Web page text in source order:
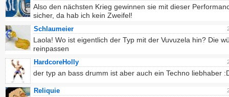
Also den nächsten Krieg gewinnen sie mit dieser
sicher, da hab ich kein Zweifel!
Schlaumeier
Laola! Wo ist eigentlich der Typ mit der Vuvuzela hin? Die
reinpassen
HardcoreHolly
der typ an bass drumm ist aber auch ein Techno liebhaber
Reliquie